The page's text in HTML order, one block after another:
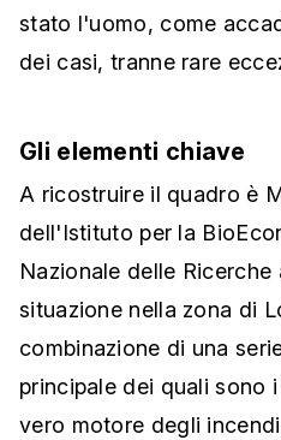
stato l'uomo, come
dei casi, tranne rare
Gli elementi chiave
A ricostruire il quadro è
dell'Istituto per la
Nazionale delle Ricerche
situazione nella zona di
combinazione di una
principale dei quali sono
vero motore degli